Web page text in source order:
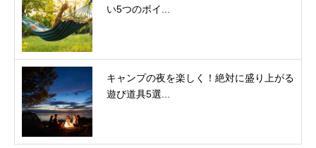
い5つのポイ...
キャンプの夜を楽しく！絶対に盛り上がる
遊び道具5選...